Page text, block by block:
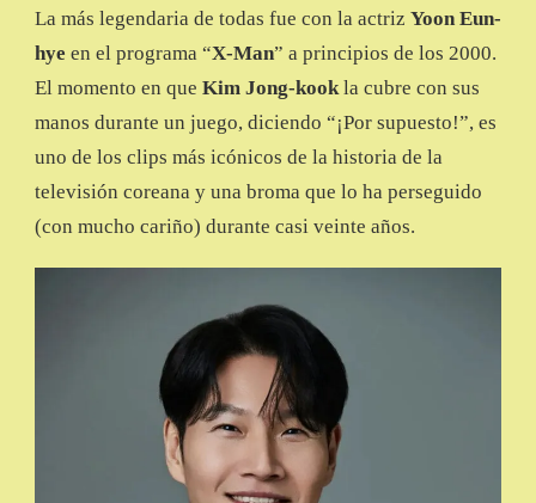
La más legendaria de todas fue con la actriz Yoon Eun-
hye en el programa “X-Man” a principios de los 2000.
El momento en que Kim Jong-kook la cubre con sus
manos durante un juego, diciendo “¡Por supuesto!”, es
uno de los clips más icónicos de la historia de la
televisión coreana y una broma que lo ha perseguido
(con mucho cariño) durante casi veinte años.